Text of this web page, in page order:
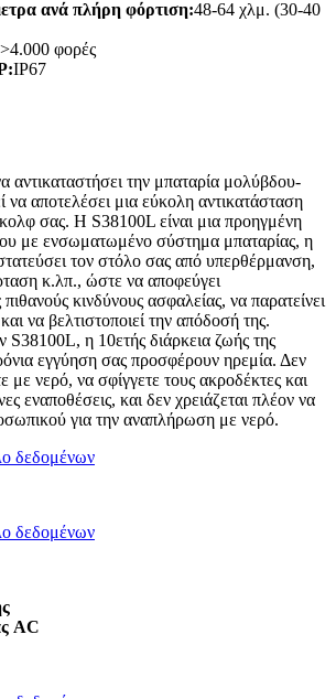
ανά πλήρη φόρτιση:48-64 χλμ. (30-40
>4.000 φορές
IP67
αντικαταστήσει την μπαταρία μολύβδου-
να αποτελέσει μια εύκολη αντικατάσταση
σας. Η S38100L είναι μια προηγμένη
με ενσωματωμένο σύστημα μπαταρίας, η
τον στόλο σας από υπερθέρμανση,
κ.λπ., ώστε να αποφεύγει
κινδύνους ασφαλείας, να παρατείνει
να βελτιστοποιεί την απόδοσή της.
S38100L, η 10ετής διάρκεια ζωής της
εγγύηση σας προσφέρουν ηρεμία. Δεν
με νερό, να σφίγγετε τους ακροδέκτες και
εναποθέσεις, και δεν χρειάζεται πλέον να
για την αναπλήρωση με νερό.
δεδομένων
δεδομένων
AC